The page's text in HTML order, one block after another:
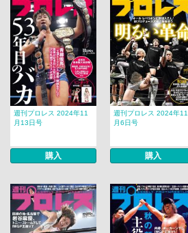
週刊プロレス 2024年11
月13日号
購入
週刊プロレス 2024年11
月6日号
購入